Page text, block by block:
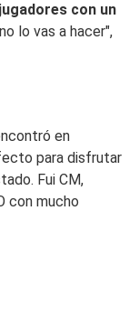
con un
lo vas a hacer",
en
para disfrutar
Fui CM,
con mucho